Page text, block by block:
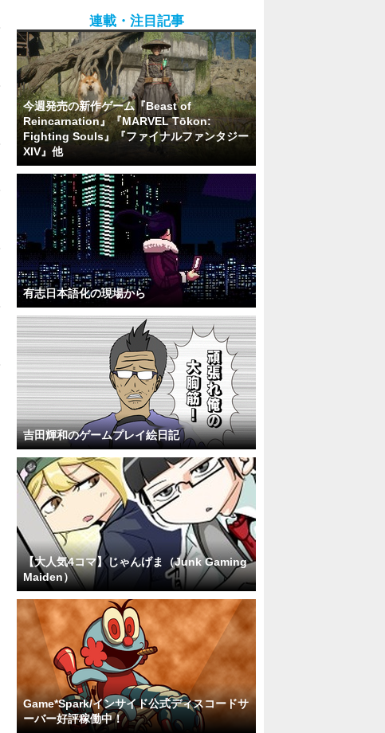
連載・注目記事
今週発売の新作ゲーム『Beast of
Reincarnation』『MARVEL Tōkon:
Fighting Souls』『ファイナルファンタジー
XIV』他
有志日本語化の現場から
吉田輝和のゲームプレイ絵日記
【大人気4コマ】じゃんげま（Junk Gaming
Maiden）
Game*Spark/インサイド公式ディスコードサ
ーバー好評稼働中！